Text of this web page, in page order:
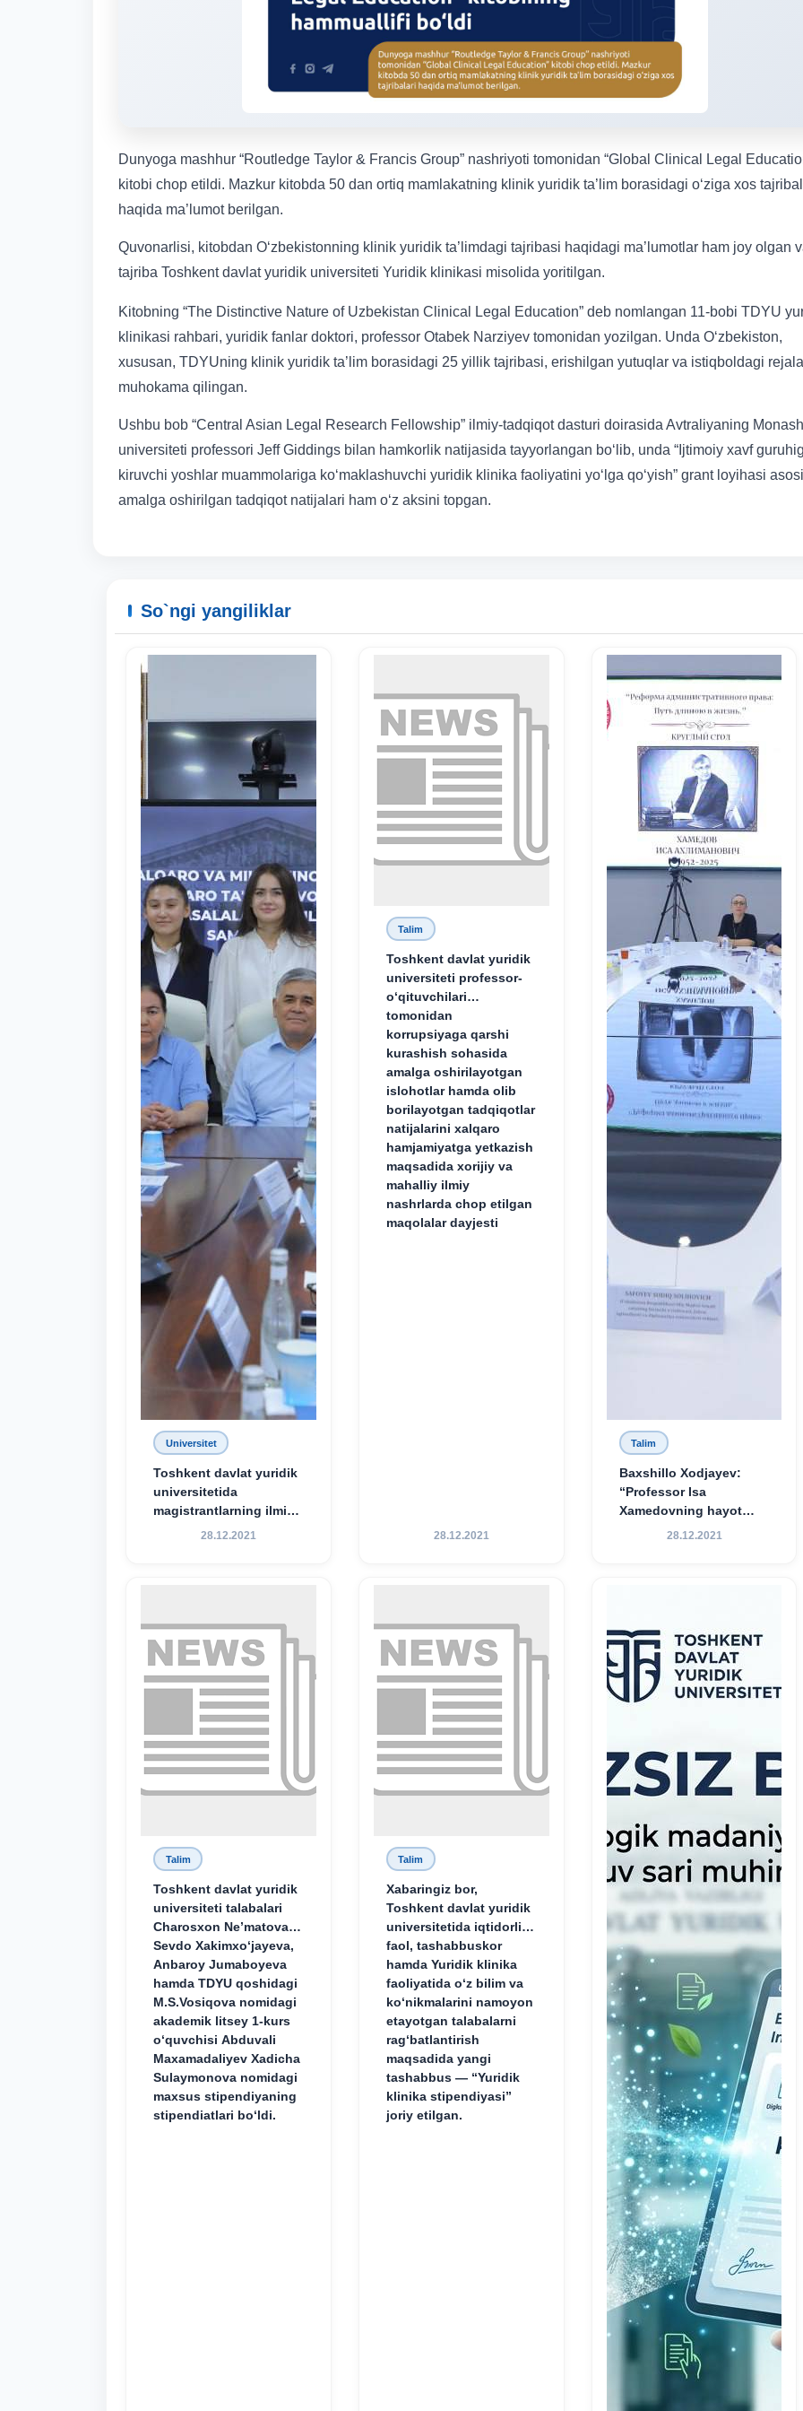
Dunyoga mashhur “Routledge Taylor & Francis Group” nashriyoti tomonidan “Global Clinical Legal
kitobi chop etildi. Mazkur kitobda 50 dan ortiq mamlakatning klinik yuridik ta’lim borasidagi o‘ziga xos
haqida ma’lumot berilgan.
Quvonarlisi, kitobdan O‘zbekistonning klinik yuridik ta’limdagi tajribasi haqidagi ma’lumotlar ham joy olgan
tajriba Toshkent davlat yuridik universiteti Yuridik klinikasi misolida yoritilgan.
Kitobning “The Distinctive Nature of Uzbekistan Clinical Legal Education” deb nomlangan 11-bobi TDYU
klinikasi rahbari, yuridik fanlar doktori, professor Otabek Narziyev tomonidan yozilgan. Unda O‘zbekiston,
xususan, TDYUning klinik yuridik ta’lim borasidagi 25 yillik tajribasi, erishilgan yutuqlar va istiqboldagi
muhokama qilingan.
Ushbu bob “Central Asian Legal Research Fellowship” ilmiy-tadqiqot dasturi doirasida Avtraliyaning Monash
universiteti professori Jeff Giddings bilan hamkorlik natijasida tayyorlangan bo‘lib, unda “Ijtimoiy xavf
kiruvchi yoshlar muammolariga ko‘maklashuvchi yuridik klinika faoliyatini yo‘lga qo‘yish” grant loyihasi
amalga oshirilgan tadqiqot natijalari ham o‘z aksini topgan.
So`ngi yangiliklar
Universitet
Toshkent davlat yuridik
universitetida
magistrantlarning ilmiy-
amaliy konferensiyasi
28.12.2021
Talim
Toshkent davlat yuridik
universiteti professor-
o‘qituvchilari
tomonidan
korrupsiyaga qarshi
kurashish sohasida
amalga oshirilayotgan
islohotlar hamda olib
borilayotgan tadqiqotlar
natijalarini xalqaro
hamjamiyatga yetkazish
maqsadida xorijiy va
mahalliy ilmiy
nashrlarda chop etilgan
maqolalar dayjesti
28.12.2021
Talim
Baxshillo Xodjayev:
“Professor Isa
Xamedovning hayot
yo‘li — ilm-fanga,
28.12.2021
Talim
Toshkent davlat yuridik
universiteti talabalari
Charosxon Ne’matova,
Sevdo Xakimxo‘jayeva,
Anbaroy Jumaboyeva
hamda TDYU qoshidagi
M.S.Vosiqova nomidagi
akademik litsey 1-kurs
o‘quvchisi Abduvali
Maxamadaliyev Xadicha
Sulaymonova nomidagi
maxsus stipendiyaning
stipendiatlari bo‘ldi.
Talim
Xabaringiz bor,
Toshkent davlat yuridik
universitetida iqtidorli,
faol, tashabbuskor
hamda Yuridik klinika
faoliyatida o‘z bilim va
ko‘nikmalarini namoyon
etayotgan talabalarni
rag‘batlantirish
maqsadida yangi
tashabbus — “Yuridik
klinika stipendiyasi”
joriy etilgan.